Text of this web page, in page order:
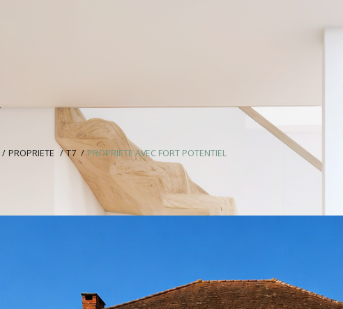
PROPRIETE T7 PROPRIETE AVEC FORT POTENTIEL